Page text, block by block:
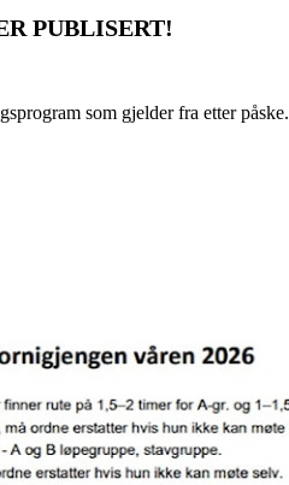
PUBLISERT!
som gjelder fra etter påske.